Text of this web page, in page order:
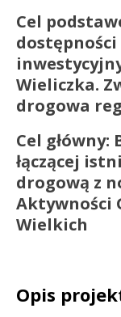
Cel
Wieliczka.
drogowa
Cel
łączącej
drogową z
Aktywności
Wielkich
Opis